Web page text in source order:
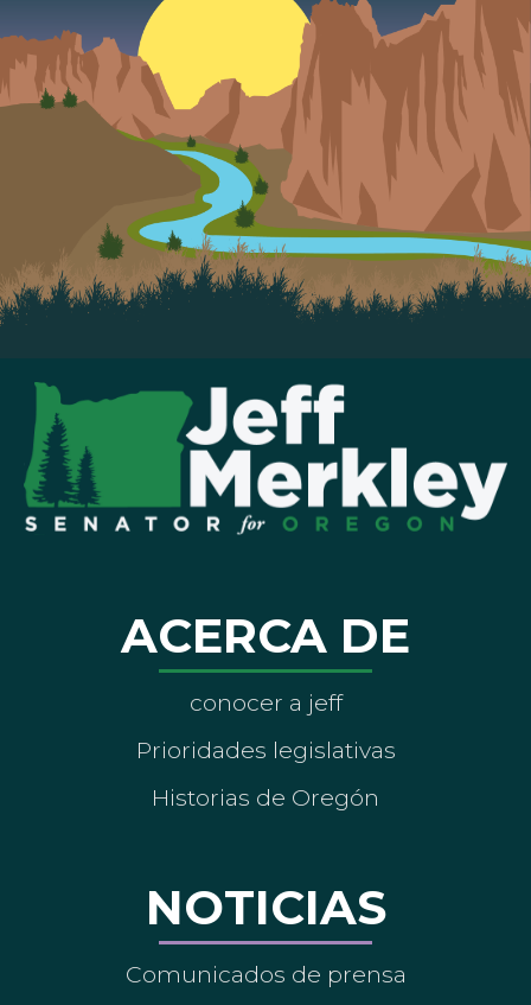
ACERCA DE
conocer a jeff
Prioridades legislativas
Historias de Oregón
NOTICIAS
Comunicados de prensa